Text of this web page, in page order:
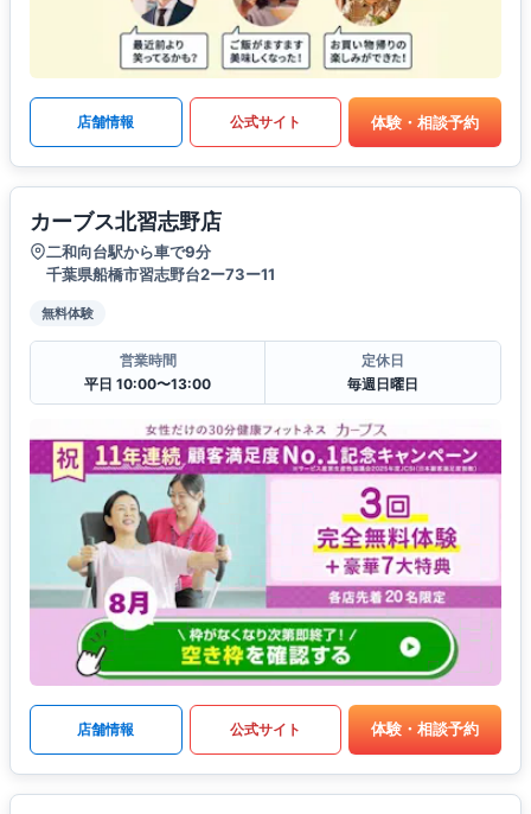
店舗情報 公式サイト 体験・相談予約
カーブス北習志野店
二和向台駅から車で9分
千葉県船橋市習志野台2ー73ー11
無料体験
営業時間
平日 10:00〜13:00
定休日
毎週日曜日
店舗情報 公式サイト 体験・相談予約